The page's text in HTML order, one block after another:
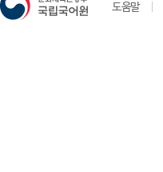
도움말